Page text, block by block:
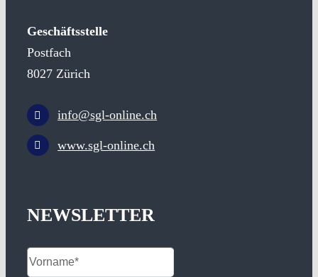
Geschäftsstelle
Postfach
8027 Zürich
info@sgl-online.ch
www.sgl-online.ch
NEWSLETTER